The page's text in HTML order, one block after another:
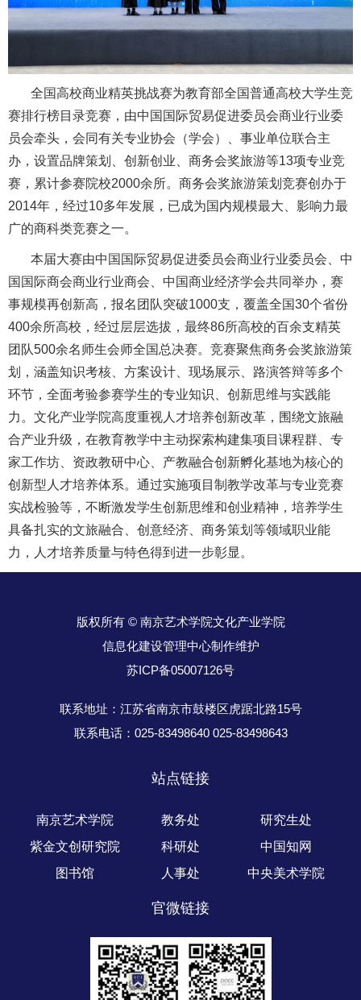
全国高校商业精英挑战赛为教育部全国普通高校大学生竞
赛排行榜目录竞赛，由中国国际贸易促进委员会商业行业委
员会牵头，会同有关专业协会（学会）、事业单位联合主
办，设置品牌策划、创新创业、商务会奖旅游等13项专业竞
赛，累计参赛院校2000余所。商务会奖旅游策划竞赛创办于
2014年，经过10多年发展，已成为国内规模最大、影响力最
广的商科类竞赛之一。
本届大赛由中国国际贸易促进委员会商业行业委员会、中
国国际商会商业行业商会、中国商业经济学会共同举办，赛
事规模再创新高，报名团队突破1000支，覆盖全国30个省份
400余所高校，经过层层选拔，最终86所高校的百余支精英
团队500余名师生会师全国总决赛。竞赛聚焦商务会奖旅游策
划，涵盖知识考核、方案设计、现场展示、路演答辩等多个
环节，全面考验参赛学生的专业知识、创新思维与实践能
力。文化产业学院高度重视人才培养创新改革，围绕文旅融
合产业升级，在教育教学中主动探索构建集项目课程群、专
家工作坊、资政教研中心、产教融合创新孵化基地为核心的
创新型人才培养体系。通过实施项目制教学改革与专业竞赛
实战检验等，不断激发学生创新思维和创业精神，培养学生
具备扎实的文旅融合、创意经济、商务策划等领域职业能
力，人才培养质量与特色得到进一步彰显。
版权所有 © 南京艺术学院文化产业学院
信息化建设管理中心制作维护
苏ICP备05007126号
联系地址：江苏省南京市鼓楼区虎踞北路15号
联系电话：025-83498640 025-83498643
站点链接
南京艺术学院 教务处
研究生处
紫金文创研究院
科研处
中国知网
图书馆
人事处 中央美术学院
官微链接